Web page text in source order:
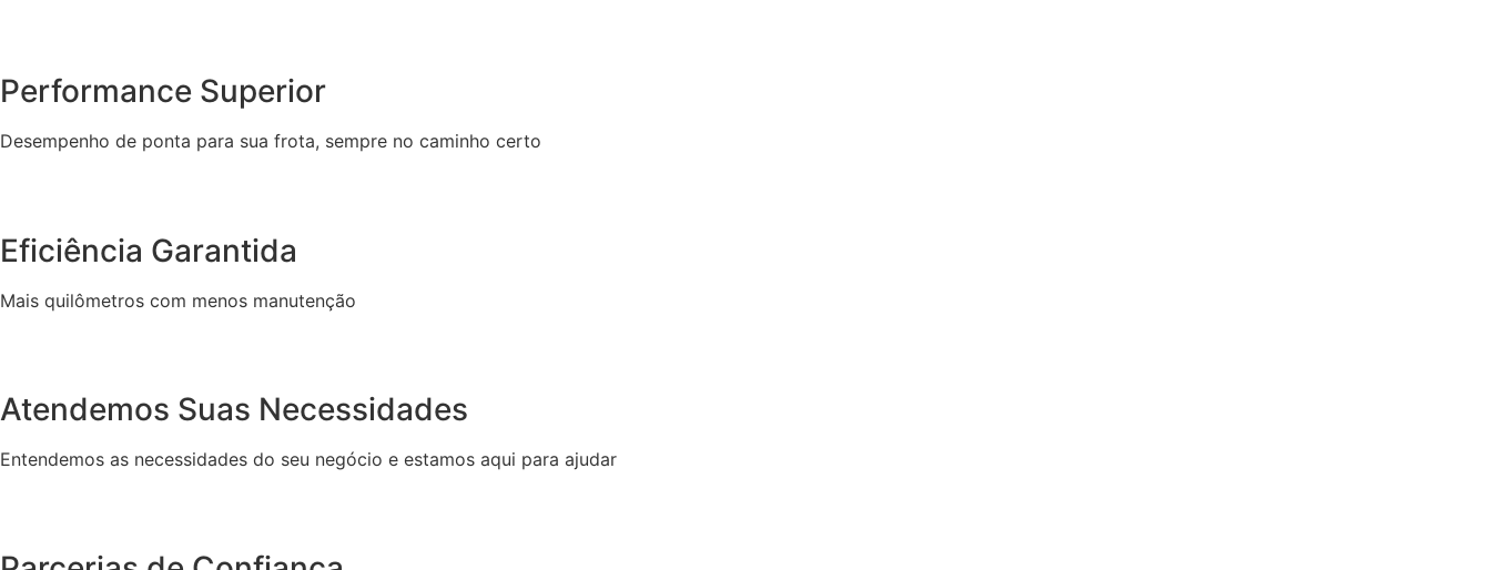
Performance Superior
Desempenho de ponta para sua frota, sempre no caminho certo
Eficiência Garantida
Mais quilômetros com menos manutenção
Atendemos Suas Necessidades
Entendemos as necessidades do seu negócio e estamos aqui para ajudar